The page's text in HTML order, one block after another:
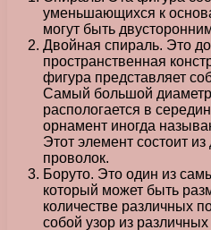
уменьшающихся к
могут быть
Двойная спираль. Это
пространственная
фигура представляет
Самый большой диаметр
распологается в
орнамент иногда
Этот элемент состоит
проволок.
Боруто. Это один из
который может быть
количестве различных
собой узор из